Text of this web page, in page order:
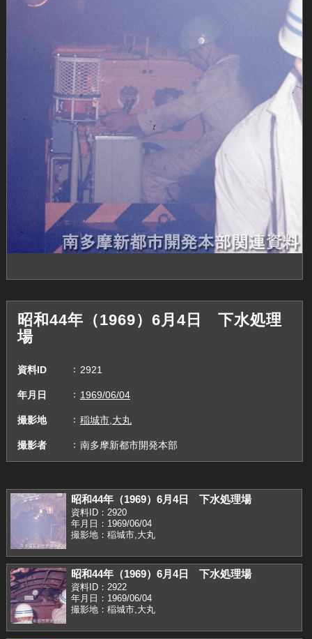
昭和44年（1969）6月4日 下水処理
場
資料ID 2921
年月日 1969/06/04
撮影地 稲城市,大丸
撮影者 南多摩新都市開発本部
昭和44年（1969）6月4日 下水処理場
資料ID：2920
年月日：1969/06/04
撮影地：稲城市,大丸
昭和44年（1969）6月4日 下水処理場
資料ID：2922
年月日：1969/06/04
撮影地：稲城市,大丸